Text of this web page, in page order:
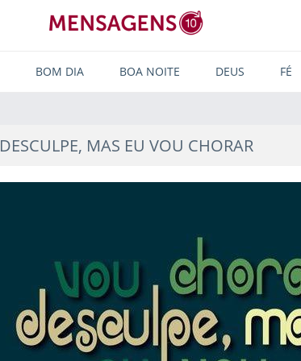
BOM DIA BOA NOITE DEUS FÉ
DESCULPE, MAS EU VOU CHORAR